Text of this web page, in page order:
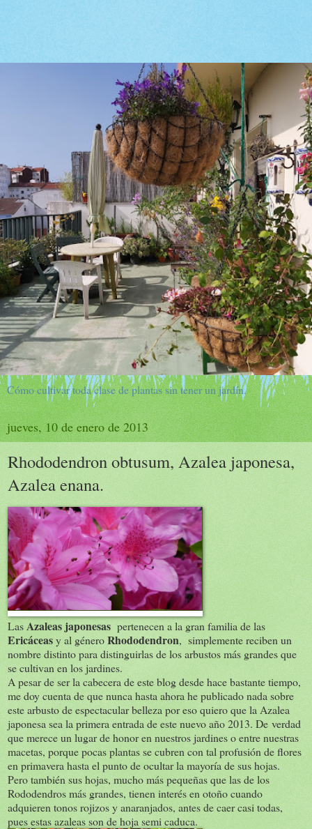
Cómo cultivar toda clase de plantas sin tener un jardín.
jueves, 10 de enero de 2013
Rhododendron obtusum, Azalea japonesa,
Azalea enana.
LasAzaleas japonesaspertenecen a la gran familia de las
Ericáceasy al géneroRhododendron, simplemente reciben un
nombre distinto para distinguirlas de los arbustos más grandes que
se cultivan en los jardines.
A pesar de ser la cabecera de este blog desde hace bastante tiempo,
me doy cuenta de que nunca hasta ahora he publicado nada sobre
este arbusto de espectacular belleza por eso quiero que la Azalea
japonesa sea la primera entrada de este nuevo año 2013. De verdad
que merece un lugar de honor en nuestros jardines o entre nuestras
macetas, porque pocas plantas se cubren con tal profusión de flores
en primavera hasta el punto de ocultar la mayoría de sus hojas.
Pero también sus hojas, mucho más pequeñas que las de los
Rododendros más grandes, tienen interés en otoño cuando
adquieren tonos rojizos y anaranjados, antes de caer casi todas,
pues estas azaleas son de hoja semi caduca.